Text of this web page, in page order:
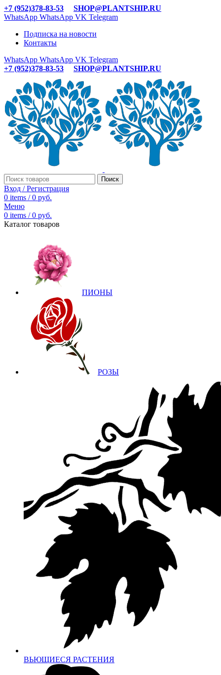
+7 (952)378-83-53
SHOP@PLANTSHIP.RU
WhatsApp WhatsApp VK Telegram
Подписка на новости
Контакты
WhatsApp WhatsApp VK Telegram
+7 (952)378-83-53
SHOP@PLANTSHIP.RU
Поиск
Вход / Регистрация
0 items / 0 руб.
Меню
0 items / 0 руб.
Каталог товаров
ПИОНЫ
РОЗЫ
ВЬЮЩИЕСЯ РАСТЕНИЯ